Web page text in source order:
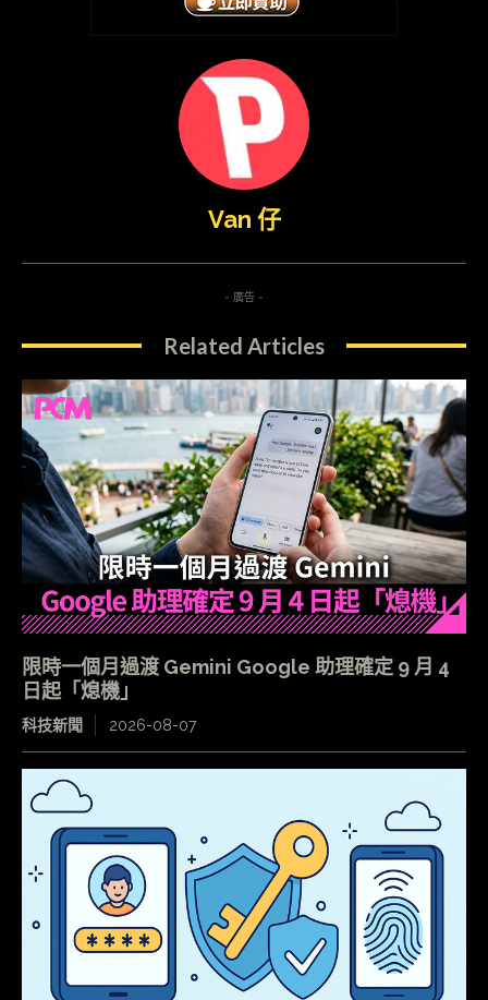
Van 仔
- 廣告 -
Related Articles
限時一個月過渡 Gemini Google 助理確定 9 月 4
日起「熄機」
科技新聞 2026-08-07